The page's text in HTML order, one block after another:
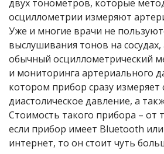
двух тонометров, которые
осциллометрии измеряют
Уже и многие врачи не
выслушивания тонов на
обычный осциллометрический
и мониторинга артериального
котором прибор сразу измеряет
диастолическое давление, а
Стоимость такого прибора – от
если прибор имеет Bluetooth или
интернет, то он стоит чуть